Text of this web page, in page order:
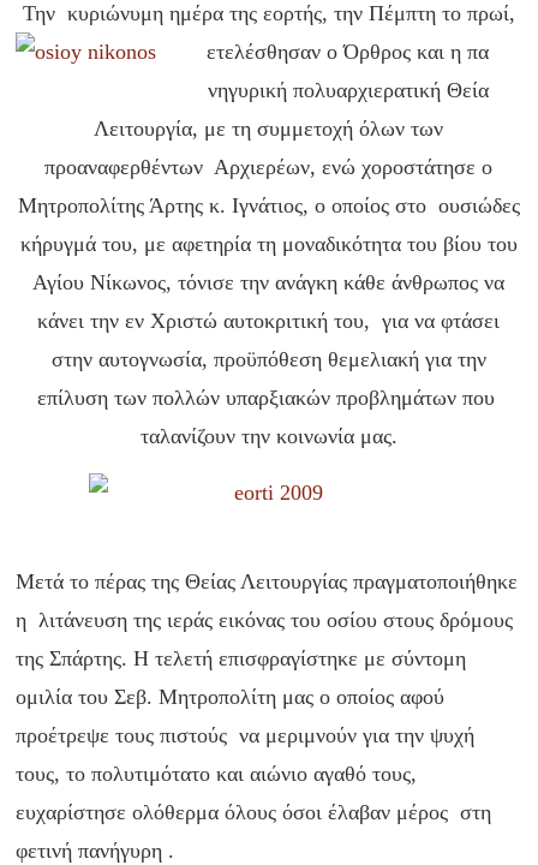
Την κυριώνυμη ημέρα της εορτής, την Πέμπτη το πρωί,
ετελέσθησαν ο Όρθρος και η πα
νηγυρική πολυαρχιερατική Θεία
Λειτουργία, με τη συμμετοχή όλων των
προαναφερθέντων Αρχιερέων, ενώ χοροστάτησε ο
Μητροπολίτης Άρτης κ. Ιγνάτιος, ο οποίος στο ουσιώδες
κήρυγμά του, με αφετηρία τη μοναδικότητα του βίου του
Αγίου Νίκωνος, τόνισε την ανάγκη κάθε άνθρωπος να
κάνει την εν Χριστώ αυτοκριτική του, για να φτάσει
στην αυτογνωσία, προϋπόθεση θεμελιακή για την
επίλυση των πολλών υπαρξιακών προβλημάτων που
ταλανίζουν την κοινωνία μας.
Μετά το πέρας της Θείας Λειτουργίας πραγματοποιήθηκε
η λιτάνευση της ιεράς εικόνας του οσίου στους δρόμους
της Σπάρτης. Η τελετή επισφραγίστηκε με σύντομη
ομιλία του Σεβ. Μητροπολίτη μας ο οποίος αφού
προέτρεψε τους πιστούς να μεριμνούν για την ψυχή
τους, το πολυτιμότατο και αιώνιο αγαθό τους,
ευχαρίστησε ολόθερμα όλους όσοι έλαβαν μέρος στη
φετινή πανήγυρη .